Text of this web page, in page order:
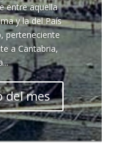
entre aquella
y la del País
perteneciente
a Cantabria,
del mes